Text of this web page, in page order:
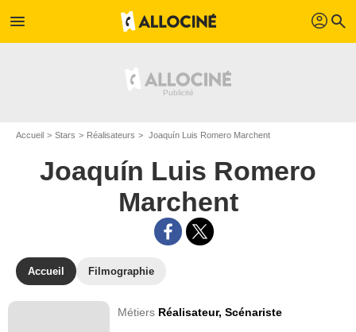
menu profil search
Accueil Stars Réalisateurs Joaquín Luis Romero Marchent
Joaquín Luis Romero
Marchent
Accueil Filmographie
Métiers Réalisateur,Scénariste